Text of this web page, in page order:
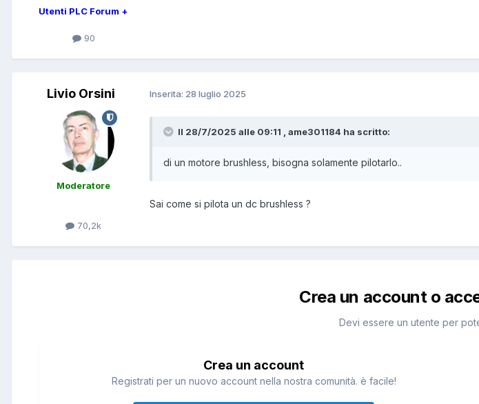
Utenti PLC Forum +
90
Livio Orsini
Moderatore
70,2k
Inserita: 28 luglio 2025
Il 28/7/2025 alle 09:11 , ame301184 ha scritto:
di un motore brushless, bisogna solamente pilotarlo..
Sai come si pilota un dc brushless ?
Crea un account o
Devi essere un utente per
Crea un account
Registrati per un nuovo account nella nostra comunità. è facile!